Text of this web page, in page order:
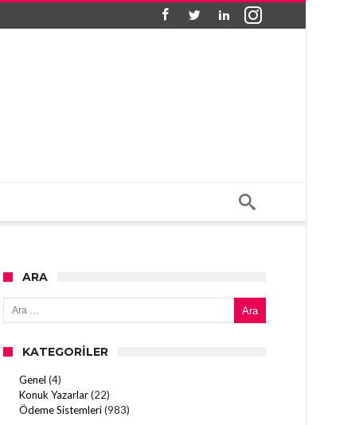
ARA
Arama:
KATEGORILER
Genel (4)
Konuk Yazarlar(22)
Ödeme Sistemleri(983)